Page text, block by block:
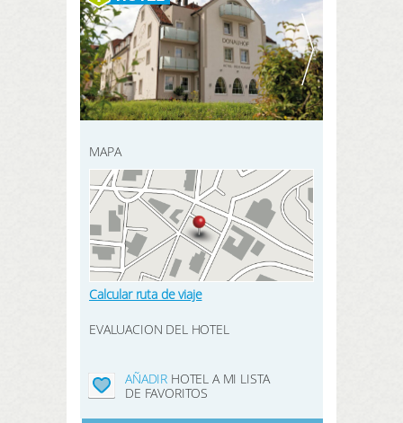
REGISTRARSE AQUÍ
BUSCAR
MAPA
Calcular ruta de viaje
EVALUACION DEL HOTEL
AÑADIR HOTEL A MI LISTA
DE FAVORITOS